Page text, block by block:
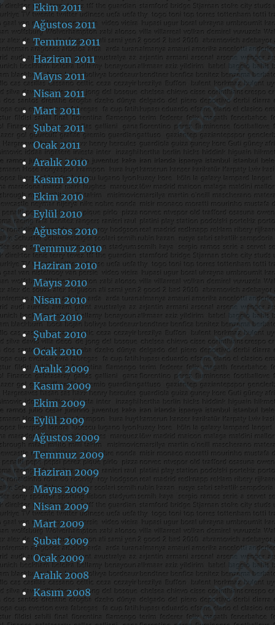
Ekim 2011
Ağustos 2011
Temmuz 2011
Haziran 2011
Mayıs 2011
Nisan 2011
Mart 2011
Şubat 2011
Ocak 2011
Aralık 2010
Kasım 2010
Ekim 2010
Eylül 2010
Ağustos 2010
Temmuz 2010
Haziran 2010
Mayıs 2010
Nisan 2010
Mart 2010
Şubat 2010
Ocak 2010
Aralık 2009
Kasım 2009
Ekim 2009
Eylül 2009
Ağustos 2009
Temmuz 2009
Haziran 2009
Mayıs 2009
Nisan 2009
Mart 2009
Şubat 2009
Ocak 2009
Aralık 2008
Kasım 2008